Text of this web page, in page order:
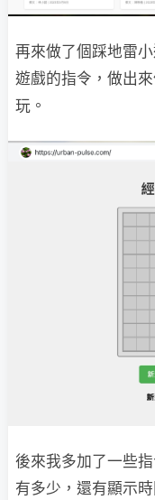
再來做了個踩地雷
遊戲的指令，做出
玩。
後來我多加了一些
有多少，還有顯示